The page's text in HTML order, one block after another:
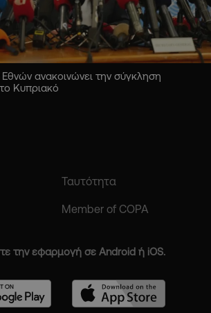
ανακοινώνει την σύγκληση
Κυπριακό
Ταυτότητα
Member of COPA
την εφαρμογή σε Android ή iOS.